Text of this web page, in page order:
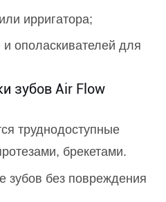
ирригатора;
ополаскивателей для
зубов Air Flow
труднодоступные
брекетами.
зубов без повреждения